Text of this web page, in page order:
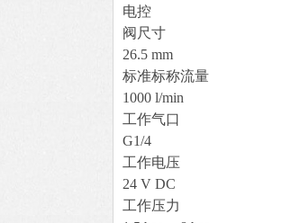
电控
阀尺寸
26.5 mm
标准标称流量
1000 l/min
工作气口
G1/4
工作电压
24 V DC
工作压力